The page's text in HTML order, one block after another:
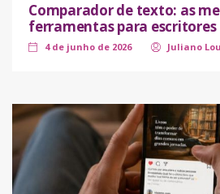
Comparador de texto: as
ferramentas para escritores
4 de junho de 2026 Juliano